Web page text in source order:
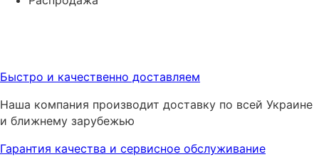
Быстро и качественно доставляем
Наша компания производит доставку по всей Украине
и ближнему зарубежью
Гарантия качества и сервисное обслуживание